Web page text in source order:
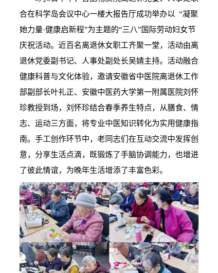
合在科学岛会议中心一楼大报告厅成功举办以 “凝聚
她力量·健康启新程”为主题的“三八”国际劳动妇女节
庆祝活动。近百名离退休女职工齐聚一堂，活动由离
退休党委副书记、人事处副处长吴婧主持。活动融合
健康科普与文化体验，邀请安徽省中医院离退休工作
部副部长叶礼正、安徽中 医药大学第一附属医院刘怀
珍教授到场，刘怀珍结合春季养生特点，从膳食、情
志、运动三方面，将专业中医知识转化为实用健康指
南。手工创作环节中，老同志们在互动交流中发挥创
意，分享生活点滴，既锻炼了手脑协调能力，也增进
了彼此情谊，为晚年生活增添了丰富色彩。